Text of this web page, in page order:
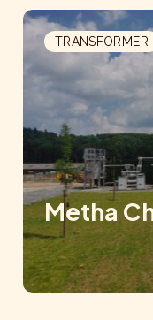
TRANSFORMER
Metha